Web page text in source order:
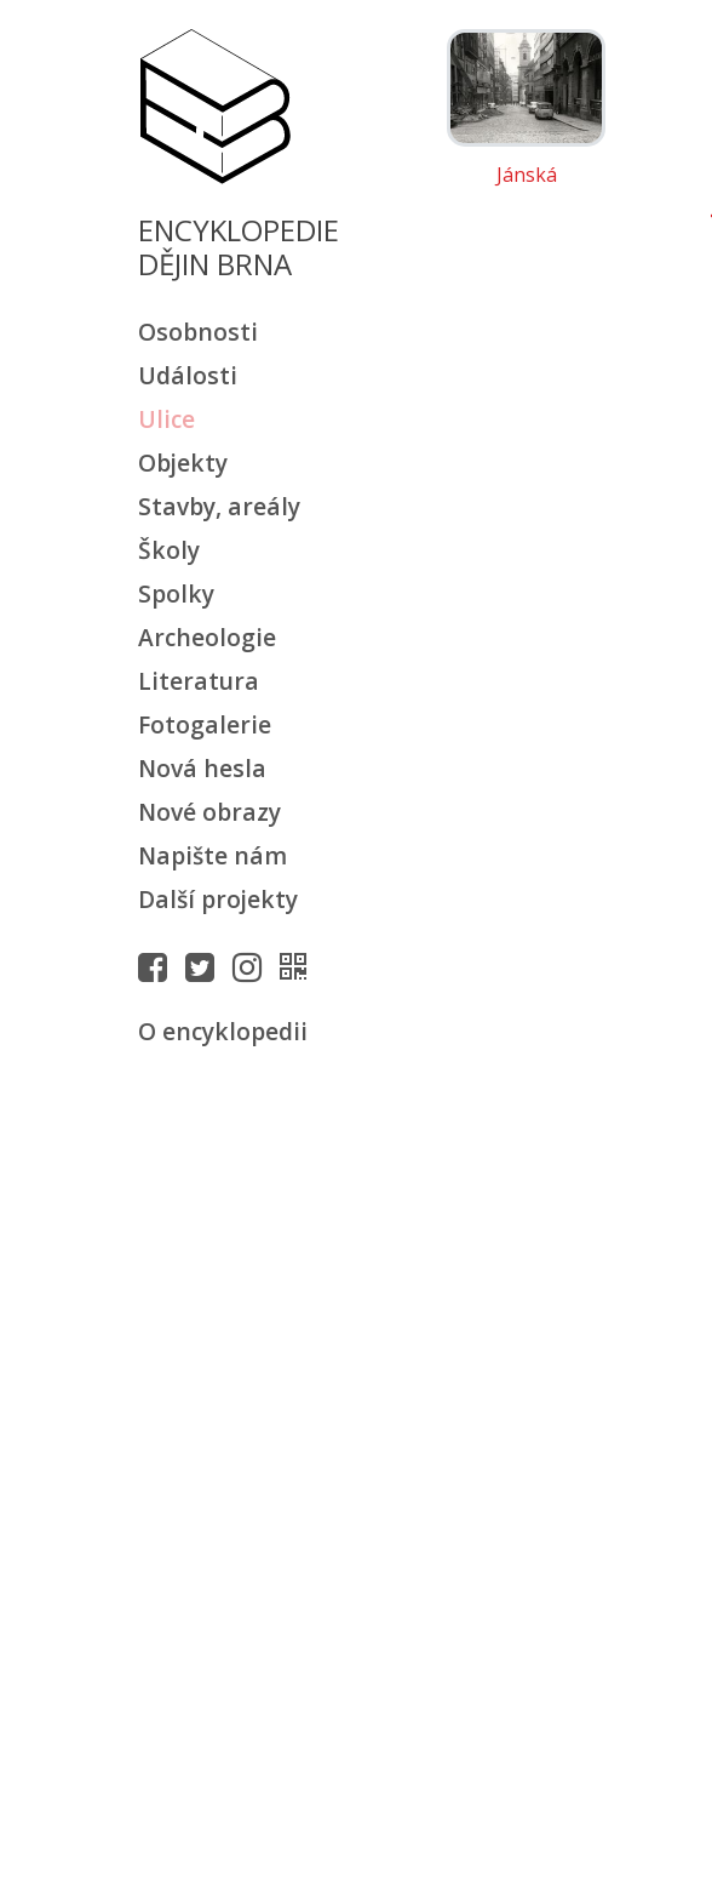
ENCYKLOPEDIE
DĚJIN BRNA
Osobnosti
Události
Ulice
Objekty
Stavby, areály
Školy
Spolky
Archeologie
Literatura
Fotogalerie
Nová hesla
Nové obrazy
Napište nám
Další projekty
O encyklopedii
Jánská